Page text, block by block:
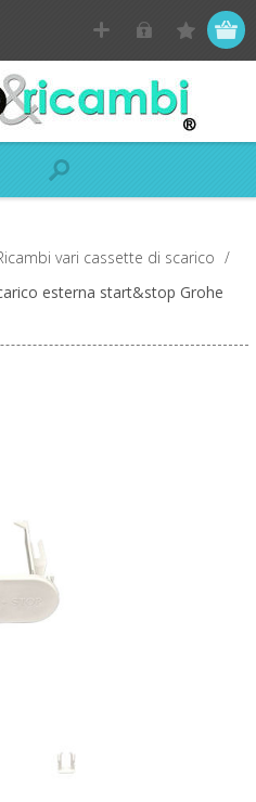
vari cassette di scarico /
esterna start&stop Grohe